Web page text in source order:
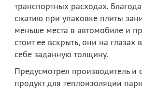
транспортных расходах.
сжатию при упаковке плиты
меньше места в автомобиле и
стоит ее вскрыть, они на глазах
себе заданную толщину.
Предусмотрел производитель и
продукт для теплоизоляции